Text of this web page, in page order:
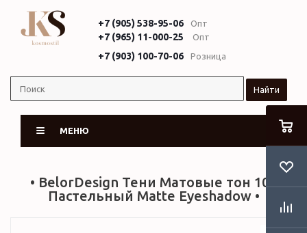
+7 (905) 538-95-06 Опт
+7 (965) 11-000-25 Опт
+7 (903) 100-70-06 Розница
Найти
МЕНЮ
• BelorDesign Тени Матовые тон 101
Пастельный Matte Eyeshadow •